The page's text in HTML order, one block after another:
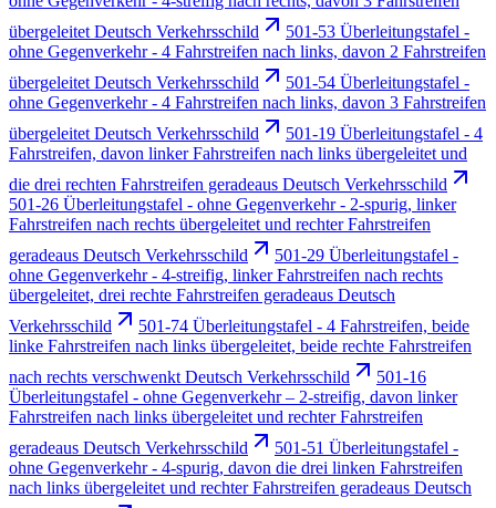
übergeleitet Deutsch Verkehrsschild
501-53 Überleitungstafel -
ohne Gegenverkehr - 4 Fahrstreifen nach links, davon 2 Fahrstreifen
übergeleitet Deutsch Verkehrsschild
501-54 Überleitungstafel -
ohne Gegenverkehr - 4 Fahrstreifen nach links, davon 3 Fahrstreifen
übergeleitet Deutsch Verkehrsschild
501-19 Überleitungstafel - 4
Fahrstreifen, davon linker Fahrstreifen nach links übergeleitet und
die drei rechten Fahrstreifen geradeaus Deutsch Verkehrsschild
501-26 Überleitungstafel - ohne Gegenverkehr - 2-spurig, linker
Fahrstreifen nach rechts übergeleitet und rechter Fahrstreifen
geradeaus Deutsch Verkehrsschild
501-29 Überleitungstafel -
ohne Gegenverkehr - 4-streifig, linker Fahrstreifen nach rechts
übergeleitet, drei rechte Fahrstreifen geradeaus Deutsch
Verkehrsschild
501-74 Überleitungstafel - 4 Fahrstreifen, beide
linke Fahrstreifen nach links übergeleitet, beide rechte Fahrstreifen
nach rechts verschwenkt Deutsch Verkehrsschild
501-16
Überleitungstafel - ohne Gegenverkehr – 2-streifig, davon linker
Fahrstreifen nach links übergeleitet und rechter Fahrstreifen
geradeaus Deutsch Verkehrsschild
501-51 Überleitungstafel -
ohne Gegenverkehr - 4-spurig, davon die drei linken Fahrstreifen
nach links übergeleitet und rechter Fahrstreifen geradeaus Deutsch